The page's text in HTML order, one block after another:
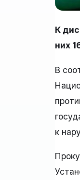
К
них
В
к